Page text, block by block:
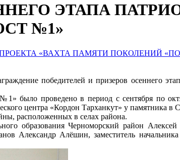
ЭТАПА
№1»
победителей и призеров осеннего
было проведено в период с сентября по
центра «Кордон Тарханкут» у памятника в
расположенных в селах района.
образования Черноморский район
Александр Алёшин, заместитель